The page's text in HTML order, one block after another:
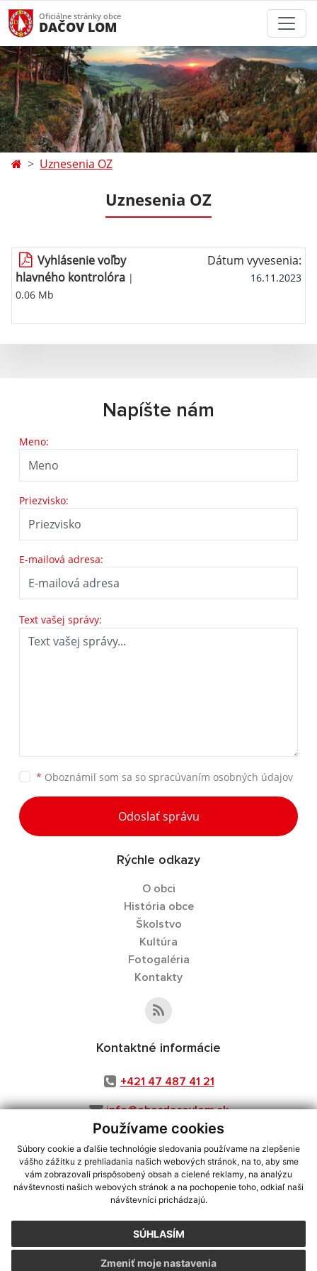
Používame cookies
Súbory cookie a ďalšie technológie sledovania používame na zlepšenie
vášho zážitku z prehliadania našich webových stránok, na to, aby sme
vám zobrazovali prispôsobený obsah a cielené reklamy, na analýzu
návštevnosti našich webových stránok a na pochopenie toho, odkiaľ naši
návštevníci prichádzajú.
SÚHLASÍM
Zmeniť moje nastavenia
Oficiálne stránky obce
DAČOV LOM
Uznesenia OZ
Uznesenia OZ
Vyhlásenie voľby
hlavného kontrolóra |
0.06 Mb
Dátum vyvesenia:
16.11.2023
Napíšte nám
Meno:
Priezvisko:
E-mailová adresa:
Text vašej správy:
* Oboznámil som sa so spracúvaním osobných údajov
Odoslať správu
Rýchle odkazy
O obci
História obce
Školstvo
Kultúra
Fotogaléria
Kontakty
Kontaktné informácie
+421 47 487 41 21
info@obecdacovlom.sk
využite možnosť získavania aktuálnych informácií s využitím RSS
CMS systém (redakčný) systém ECHELON 2,Mapa stránok,web portál
webex.digital, s.r.o.,domény,registrácia domény
Posledná aktualizácia:07.08.2026